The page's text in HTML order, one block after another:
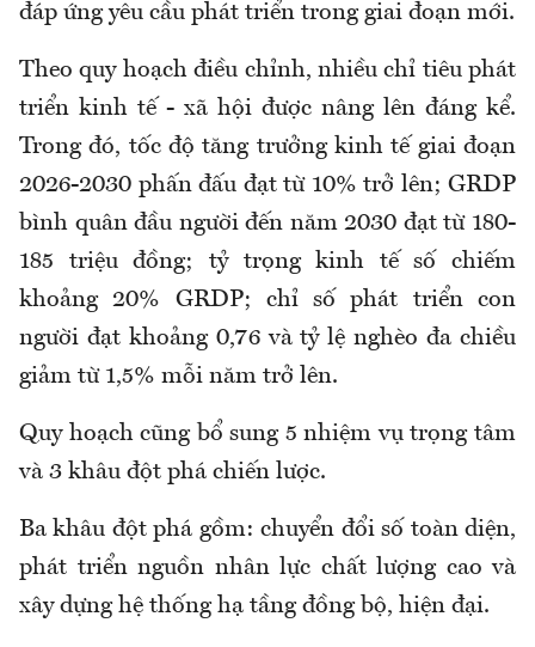
đáp ứng yêu cầu phát triển trong giai đoạn mới.
Theo quy hoạch điều chỉnh, nhiều chỉ tiêu phát
triển kinh tế - xã hội được nâng lên đáng kể.
Trong đó, tốc độ tăng trưởng kinh tế giai đoạn
2026-2030 phấn đấu đạt từ 10% trở lên; GRDP
bình quân đầu người đến năm 2030 đạt từ 180-
185 triệu đồng; tỷ trọng kinh tế số chiếm
khoảng 20% GRDP; chỉ số phát triển con
người đạt khoảng 0,76 và tỷ lệ nghèo đa chiều
giảm từ 1,5% mỗi năm trở lên.
Quy hoạch cũng bổ sung 5 nhiệm vụ trọng tâm
và 3 khâu đột phá chiến lược.
Ba khâu đột phá gồm: chuyển đổi số toàn diện,
phát triển nguồn nhân lực chất lượng cao và
xây dựng hệ thống hạ tầng đồng bộ, hiện đại.